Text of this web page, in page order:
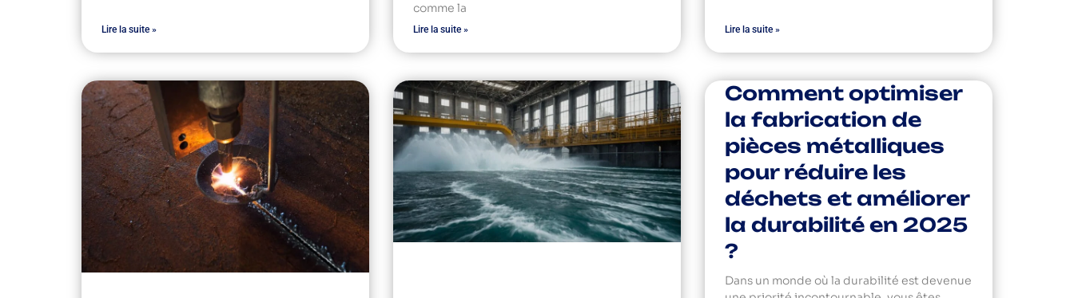
Lire la suite »
comme la
Lire la suite » Lire la suite »
Comment optimiser
la fabrication de
pièces métalliques
pour réduire les
déchets et améliorer
la durabilité en 2025
?
Dans un monde où la durabilité est devenue